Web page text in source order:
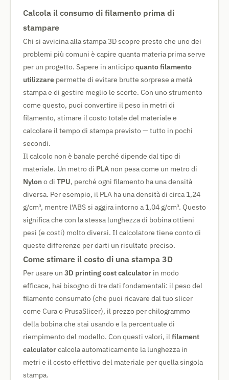
Calcola il consumo di filamento prima di
stampare
Chi si avvicina alla stampa 3D scopre presto che uno dei
problemi più comuni è capire quanta materia prima serve
per un progetto. Sapere in anticipoquanto filamento
utilizzare permette di evitare brutte sorprese a metà
stampa e di gestire meglio le scorte. Con uno strumento
come questo, puoi convertire il peso in metri di
filamento, stimare il costo totale del materiale e
calcolare il tempo di stampa previsto — tutto in pochi
secondi.
Il calcolo non è banale perché dipende dal tipo di
materiale. Un metro di PLA non pesa come un metro di
Nylono di TPU, perché ogni filamento ha una densità
diversa. Per esempio, il PLA ha una densità di circa 1,24
g/cm³, mentre l'ABS si aggira intorno a 1,04 g/cm³. Questo
significa che con la stessa lunghezza di bobina ottieni
pesi (e costi) molto diversi. Il calcolatore tiene conto di
queste differenze per darti un risultato preciso.
Come stimare il costo di una stampa 3D
Per usare un 3D printing cost calculator in modo
efficace, hai bisogno di tre dati fondamentali: il peso del
filamento consumato (che puoi ricavare dal tuo slicer
come Cura o PrusaSlicer), il prezzo per chilogrammo
della bobina che stai usando e la percentuale di
riempimento del modello. Con questi valori, ilfilament
calculatorcalcola automaticamente la lunghezza in
metri e il costo effettivo del materiale per quella singola
stampa.